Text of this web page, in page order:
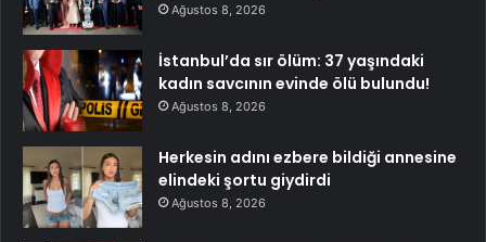
Ağustos 8, 2026
İstanbul’da sır ölüm: 37 yaşındaki
kadın savcının evinde ölü bulundu!
Ağustos 8, 2026
Herkesin adını ezbere bildiği annesine
elindeki şortu giydirdi
Ağustos 8, 2026